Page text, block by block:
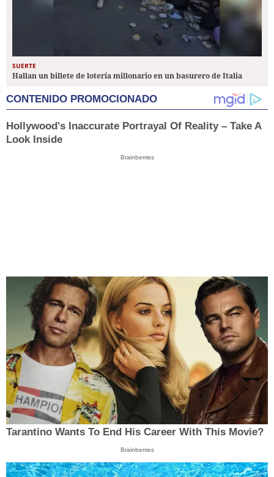
SUERTE
Hallan un billete de lotería millonario en un basurero de Italia
CONTENIDO PROMOCIONADO
Hollywood's Inaccurate Portrayal Of Reality – Take A
Look Inside
Brainberries
Tarantino Wants To End His Career With This Movie?
Brainberries